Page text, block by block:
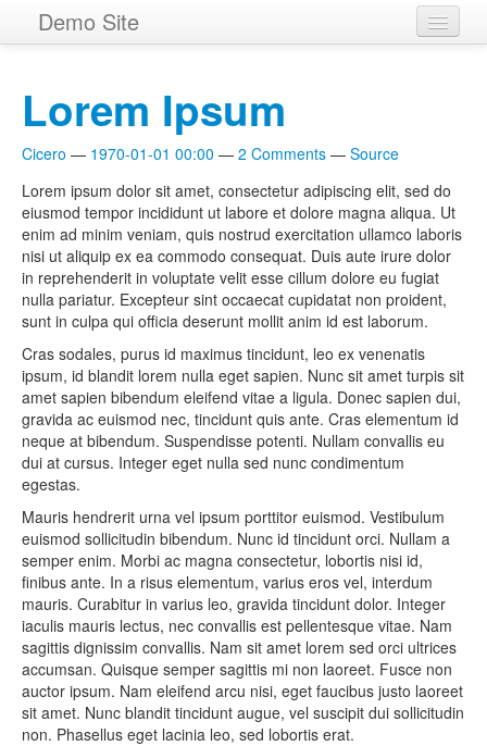
SkipDemo Site
Tags
RSS feed
Source
Lorem Ipsum
Cicero 1970-01-01 00:00 2 Comments
Source
Lorem ipsum dolor sit amet, consectetur adipiscing elit, sed do
eiusmod tempor incididunt ut labore et dolore magna aliqua. Ut
enim ad minim veniam, quis nostrud exercitation ullamco laboris
nisi ut aliquip ex ea commodo consequat. Duis aute irure dolor
in reprehenderit in voluptate velit esse cillum dolore eu fugiat
nulla pariatur. Excepteur sint occaecat cupidatat non proident,
sunt in culpa qui officia deserunt mollit anim id est laborum.
Cras sodales, purus id maximus tincidunt, leo ex venenatis
ipsum, id blandit lorem nulla eget sapien. Nunc sit amet turpis sit
amet sapien bibendum eleifend vitae a ligula. Donec sapien dui,
gravida ac euismod nec, tincidunt quis ante. Cras elementum id
neque at bibendum. Suspendisse potenti. Nullam convallis eu
dui at cursus. Integer eget nulla sed nunc condimentum
egestas.
Mauris hendrerit urna vel ipsum porttitor euismod. Vestibulum
euismod sollicitudin bibendum. Nunc id tincidunt orci. Nullam a
semper enim. Morbi ac magna consectetur, lobortis nisi id,
finibus ante. In a risus elementum, varius eros vel, interdum
mauris. Curabitur in varius leo, gravida tincidunt dolor. Integer
iaculis mauris lectus, nec convallis est pellentesque vitae. Nam
sagittis dignissim convallis. Nam sit amet lorem sed orci ultrices
accumsan. Quisque semper sagittis mi non laoreet. Fusce non
auctor ipsum. Nam eleifend arcu nisi, eget faucibus justo laoreet
sit amet. Nunc blandit tincidunt augue, vel suscipit dui sollicitudin
non. Phasellus eget lacinia leo, sed lobortis erat.